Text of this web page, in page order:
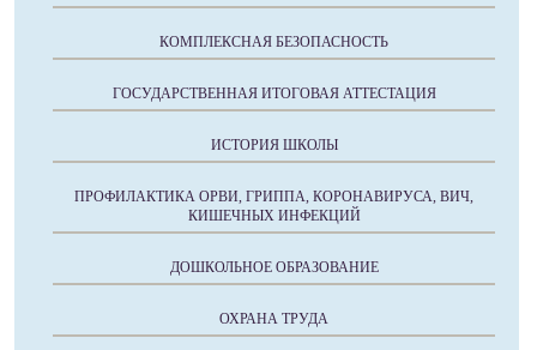
КОМПЛЕКСНАЯ БЕЗОПАСНОСТЬ
ГОСУДАРСТВЕННАЯ ИТОГОВАЯ АТТЕСТАЦИЯ
ИСТОРИЯ ШКОЛЫ
ПРОФИЛАКТИКА ОРВИ, ГРИППА, КОРОНАВИРУСА, ВИЧ,
КИШЕЧНЫХ ИНФЕКЦИЙ
ДОШКОЛЬНОЕ ОБРАЗОВАНИЕ
ОХРАНА ТРУДА